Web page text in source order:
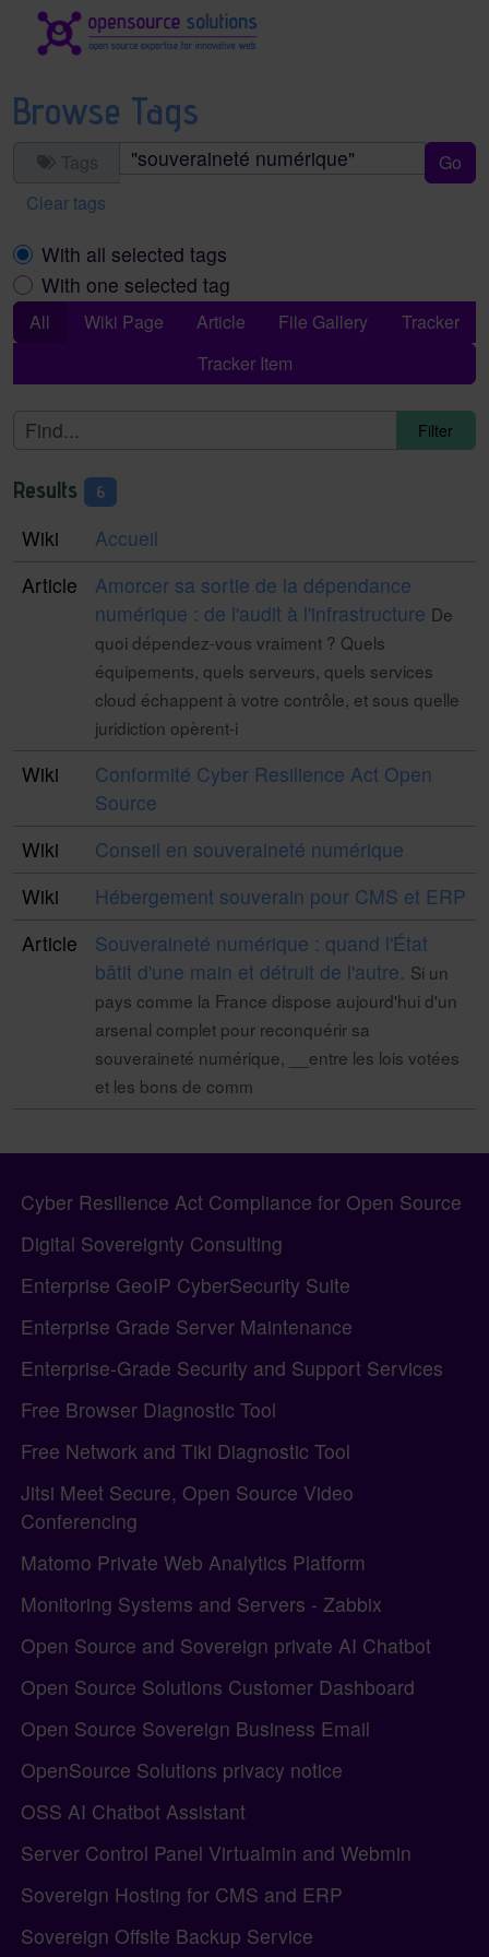
Site identity, navigation, etc.
Browse Tags
Clear tags
With all selected tags
With one selected tag
All Wiki Page Article File Gallery
Tracker
Tracker Item
Results 6
Wiki
Accueil
Article
Amorcer sa sortie de la dépendance
numérique : de l'audit à l'infrastructure De
quoi dépendez-vous vraiment ? Quels
équipements, quels serveurs, quels services
cloud échappent à votre contrôle, et sous quelle
juridiction opèrent-i
Wiki
Conformité Cyber Resilience Act Open
Source
Wiki
Conseil en souveraineté numérique
Wiki
Hébergement souverain pour CMS et ERP
Article
Souveraineté numérique : quand l'État
bâtit d'une main et détruit de l'autre. Si un
pays comme la France dispose aujourd'hui d'un
arsenal complet pour reconquérir sa
souveraineté numérique, __entre les lois votées
et les bons de comm
Pagebottom heading
Site information, links, etc.
Cyber Resilience Act Compliance for Open Source
Digital Sovereignty Consulting
Enterprise GeoIP CyberSecurity Suite
Enterprise Grade Server Maintenance
Enterprise-Grade Security and Support Services
Free Browser Diagnostic Tool
Free Network and Tiki Diagnostic Tool
Jitsi Meet Secure, Open Source Video
Conferencing
Matomo Private Web Analytics Platform
Monitoring Systems and Servers - Zabbix
Open Source and Sovereign private AI Chatbot
Open Source Solutions Customer Dashboard
Open Source Sovereign Business Email
OpenSource Solutions privacy notice
OSS AI Chatbot Assistant
Server Control Panel Virtualmin and Webmin
Sovereign Hosting for CMS and ERP
Sovereign Offsite Backup Service